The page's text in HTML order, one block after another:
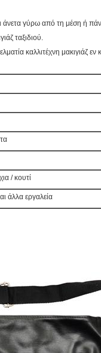
άνετα γύρω από τη μέση ή
ταξιδιού.
καλλιτέχνη μακιγιάζ
/ κουτί
άλλα εργαλεία